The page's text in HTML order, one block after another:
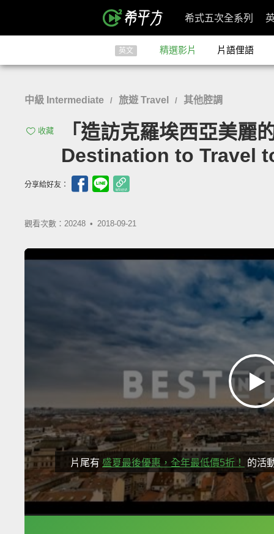
希式五次全系列
英文 精選影片 片語俚語
中級 Intermediate / 旅遊 Travel / 其他腔調
收藏
「造訪克羅埃西亞美
Destination to Travel
分享給好友：
觀看次數：20248 • 2018-09-21
片尾有 盛夏最後優惠，全年最低價5折！ 的活